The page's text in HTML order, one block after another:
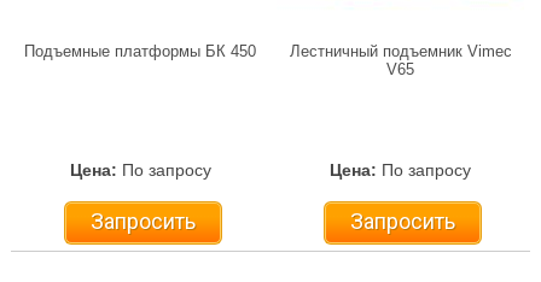
Подъемные платформы БК 450
Цена: По запросу
Запросить
Лестничный подъемник Vimec
V65
Цена: По запросу
Запросить